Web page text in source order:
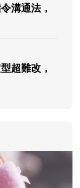
溝通法，
超難改，